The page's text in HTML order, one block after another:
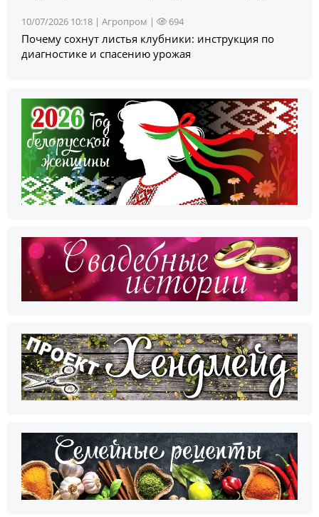
10/07/2026 10:18 | Агропром | 694
Почему сохнут листья клубники: инструкция по
диагностике и спасению урожая